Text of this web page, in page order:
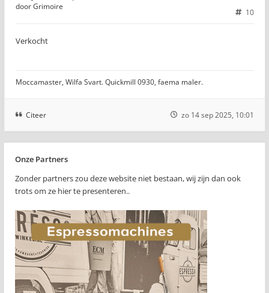
10
doorGrimoire
Verkocht
Moccamaster, Wilfa Svart. Quickmill 0930, faema maler.
Citeer zo 14 sep 2025, 10:01
Onze Partners
Zonder partners zou deze website niet bestaan, wij zijn dan ook
trots om ze hier te presenteren..